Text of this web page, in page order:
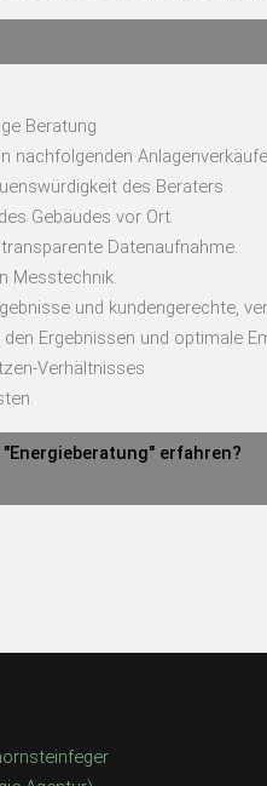
Beratung
nachfolgenden
des Beraters.
Gebäudes vor Ort.
Datenaufnahme.
Messtechnik.
und kundengerechte,
Ergebnissen und optimale
Verhältnisses
erfahren?